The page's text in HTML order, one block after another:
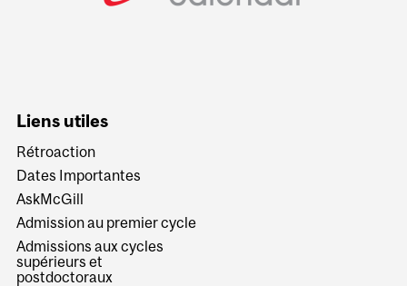
Liens utiles
Rétroaction
Dates Importantes
AskMcGill
Admission au premier cycle
Admissions aux cycles
supérieurs et
postdoctoraux